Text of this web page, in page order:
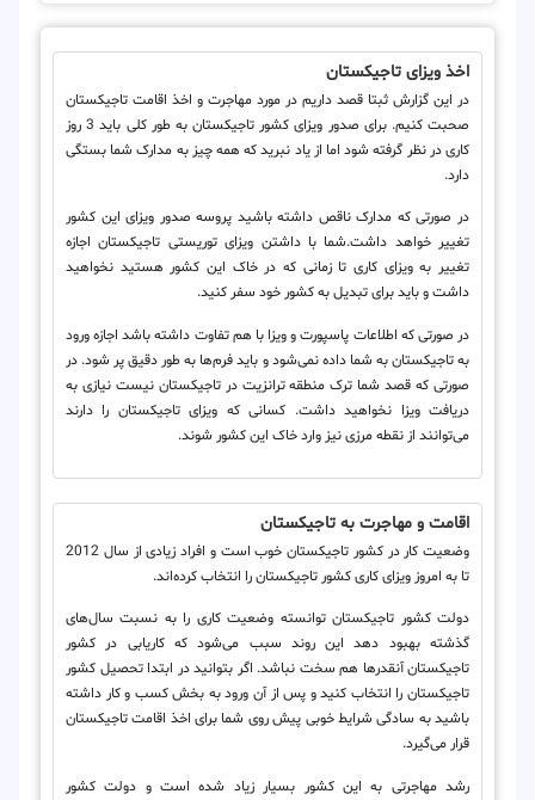
اخذ ویزای تاجیکستان
در این گزارش ثبتا قصد داریم در مورد مهاجرت و اخذ اقامت تاجیکستان
صحبت کنیم. برای صدور ویزای کشور تاجیکستان به طور کلی باید 3 روز
کاری در نظر گرفته شود اما از یاد نبرید که همه چیز به مدارک شما بستگی
دارد.
در صورتی که مدارک ناقص داشته باشید پروسه صدور ویزای این کشور
تغییر خواهد داشت.شما با داشتن ویزای توریستی تاجیکستان اجازه
تغییر به ویزای کاری تا زمانی که در خاک این کشور هستید نخواهید
داشت و باید برای تبدیل به کشور خود سفر کنید.
در صورتی که اطلاعات پاسپورت و ویزا با هم تفاوت داشته باشد اجازه ورود
به تاجیکستان به شما داده نمی‌شود و باید فرم‌ها به طور دقیق پر شود. در
صورتی که قصد شما ترک منطقه ترانزیت در تاجیکستان نیست نیازی به
دریافت ویزا نخواهید داشت. کسانی که ویزای تاجیکستان را دارند
می‌توانند از نقطه مرزی نیز وارد خاک این کشور شوند.
اقامت و مهاجرت به تاجیکستان
وضعیت کار در کشور تاجیکستان خوب است و افراد زیادی از سال 2012
تا به امروز ویزای کاری کشور تاجیکستان را انتخاب کرده‌اند.
دولت کشور تاجیکستان توانسته وضعیت کاری را به نسبت سال‌های
گذشته بهبود دهد این روند سبب می‌شود که کاریابی در کشور
تاجیکستان آنقدرها هم سخت نباشد. اگر بتوانید در ابتدا تحصیل کشور
تاجیکستان را انتخاب کنید و پس از آن ورود به بخش کسب و کار داشته
باشید به سادگی شرایط خوبی پیش روی شما برای اخذ اقامت تاجیکستان
قرار می‌گیرد.
رشد مهاجرتی به این کشور بسیار زیاد شده است و دولت کشور